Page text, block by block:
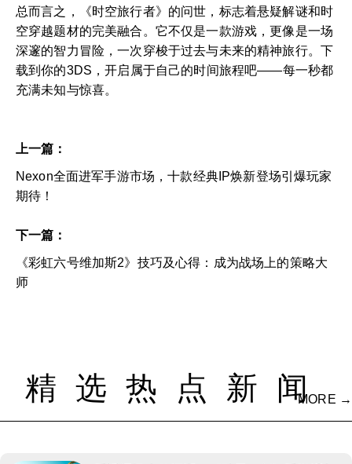
总而言之，《时空旅行者》的问世，标志着悬疑解谜和时
空穿越题材的完美融合。它不仅是一款游戏，更像是一场
深邃的智力冒险，一次穿梭于过去与未来的精神旅行。下
载到你的3DS，开启属于自己的时间旅程吧——每一秒都
充满未知与惊喜。
上一篇：
Nexon全面进军手游市场，十款经典IP焕新登场引爆玩家
期待！
下一篇：
《彩虹六号维加斯2》技巧及心得：成为战场上的策略大
师
精选热点新闻
MORE →